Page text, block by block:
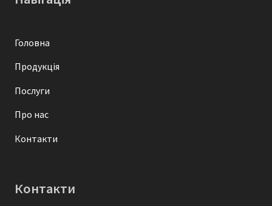
Головна
Продукція
Послуги
Про нас
Контакти
Контакти